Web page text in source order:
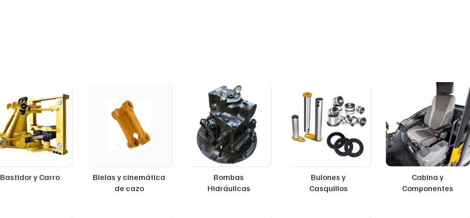
Bastidor y Carro
Bielas y cinemática
de cazo
Bombas
Hidráulicas
Bulones y
Casquillos
Cabina y
Componentes